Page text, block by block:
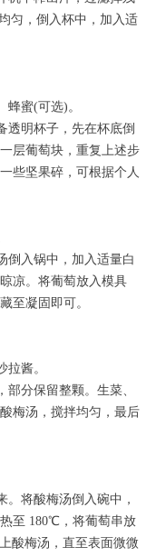
匀，倒入杯中，加入适
蜂蜜(可选)。
透明杯子，先在杯底倒
层葡萄块，重复上述步
些坚果碎，可根据个人
倒入锅中，加入适量白
凉。将葡萄放入模具
至凝固即可。
酱。
分保留整颗。生菜、
梅汤，搅拌均匀，最后
。将酸梅汤倒入碗中，
至 180℃，将葡萄串放
酸梅汤，直至表面微微